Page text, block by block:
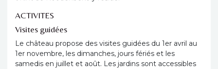
ACTIVITES
Visites guidées
Le château propose des visites guidées du 1er avril au
1er novembre, les dimanches, jours fériés et les
samedis en juillet et août. Les jardins sont accessibles